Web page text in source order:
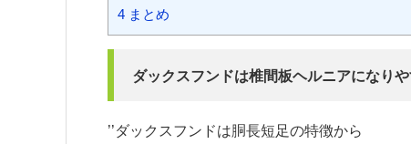
4 まとめ
ダックスフンドは椎間板ヘルニアになり
’’ダックスフンドは胴長短足の特徴から